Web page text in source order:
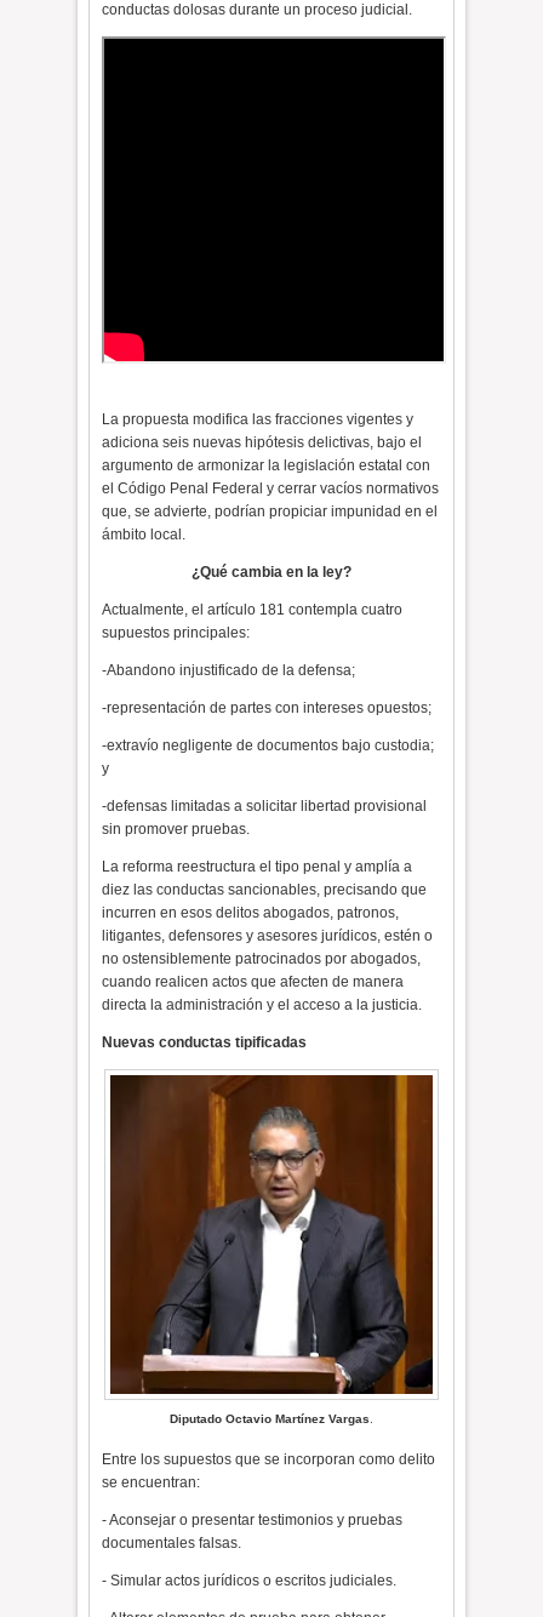
conductas dolosas durante un proceso judicial.
La propuesta modifica las fracciones vigentes y
adiciona seis nuevas hipótesis delictivas, bajo el
argumento de armonizar la legislación estatal con
el Código Penal Federal y cerrar vacíos normativos
que, se advierte, podrían propiciar impunidad en el
ámbito local.
¿Qué cambia en la ley?
Actualmente, el artículo 181 contempla cuatro
supuestos principales:
-Abandono injustificado de la defensa;
-representación de partes con intereses opuestos;
-extravío negligente de documentos bajo custodia;
y
-defensas limitadas a solicitar libertad provisional
sin promover pruebas.
La reforma reestructura el tipo penal y amplía a
diez las conductas sancionables, precisando que
incurren en esos delitos abogados, patronos,
litigantes, defensores y asesores jurídicos, estén o
no ostensiblemente patrocinados por abogados,
cuando realicen actos que afecten de manera
directa la administración y el acceso a la justicia.
Nuevas conductas tipificadas
Diputado Octavio Martínez Vargas
Entre los supuestos que se incorporan como delito
se encuentran:
- Aconsejar o presentar testimonios y pruebas
documentales falsas.
- Simular actos jurídicos o escritos judiciales.